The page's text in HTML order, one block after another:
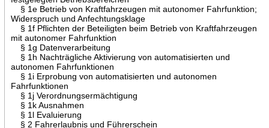
§ 1e Betrieb von Kraftfahrzeugen mit autonomer Fahrfunktion;
Widerspruch und Anfechtungsklage
§ 1f Pflichten der Beteiligten beim Betrieb von Kraftfahrzeugen
mit autonomer Fahrfunktion
§ 1g Datenverarbeitung
§ 1h Nachträgliche Aktivierung von automatisierten und
autonomen Fahrfunktionen
§ 1i Erprobung von automatisierten und autonomen
Fahrfunktionen
§ 1j Verordnungsermächtigung
§ 1k Ausnahmen
§ 1l Evaluierung
§ 2 Fahrerlaubnis und Führerschein